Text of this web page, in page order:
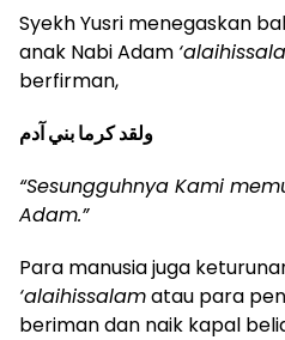
Syekh Yusri menegaskan
anak Nabi Adam
berfirman,
ولقد كرما بني آدم
“Sesungguhnya Kami
Adam.”
Para manusia juga
‘alaihissalamatau para
beriman dan naik kapal